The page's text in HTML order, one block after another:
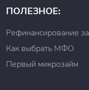
ПОЛЕЗНОЕ:
Рефинансирование
Как выбрать МФО
Первый микрозайм